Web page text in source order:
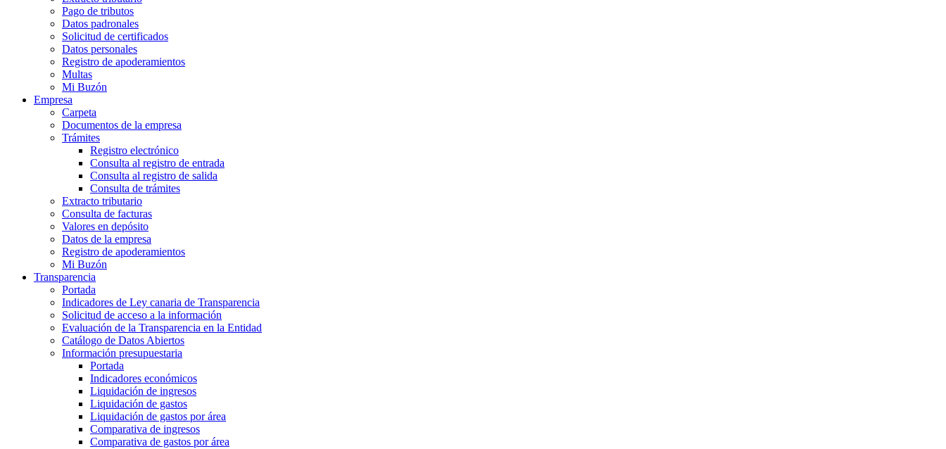
Pago de tributos
Datos padronales
Solicitud de certificados
Datos personales
Registro de apoderamientos
Multas
Mi Buzón
Empresa
Carpeta
Documentos de la empresa
Trámites
Registro electrónico
Consulta al registro de entrada
Consulta al registro de salida
Consulta de trámites
Extracto tributario
Consulta de facturas
Valores en depósito
Datos de la empresa
Registro de apoderamientos
Mi Buzón
Transparencia
Portada
Indicadores de Ley canaria de Transparencia
Solicitud de acceso a la información
Evaluación de la Transparencia en la Entidad
Catálogo de Datos Abiertos
Información presupuestaria
Portada
Indicadores económicos
Liquidación de ingresos
Liquidación de gastos
Liquidación de gastos por área
Comparativa de ingresos
Comparativa de gastos por área